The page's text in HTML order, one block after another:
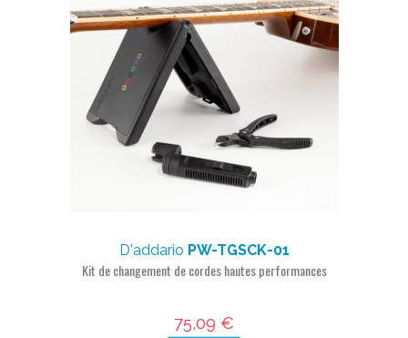
D'addario PW-TGSCK-01
Kit de changement de cordes hautes performances
75,09 €